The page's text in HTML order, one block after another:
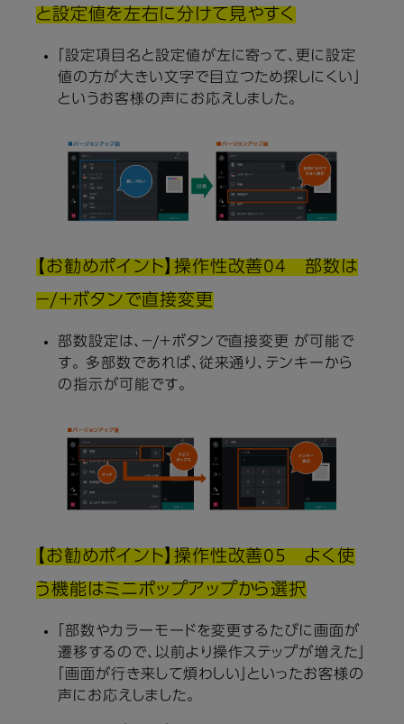
と設定値を左右に分けて見やすく
「設定項目名と設定値が左に寄って、更に設定
値の方が大きい文字で目立つため探しにくい」
というお客様の声にお応えしました。
【お勧めポイント】操作性改善04 部数は
－/＋ボタンで直接変更
部数設定は、－/＋ボタンで直接変更 が可能で
す。 多部数であれば、従来通り、テンキーから
の指示が可能です。
【お勧めポイント】操作性改善05 よく使
う機能はミニポップアップから選択
「部数やカラーモードを変更するたびに画面が
遷移するので、以前より操作ステップが増えた」
「画面が行き来して煩わしい」といったお客様の
声にお応えしました。